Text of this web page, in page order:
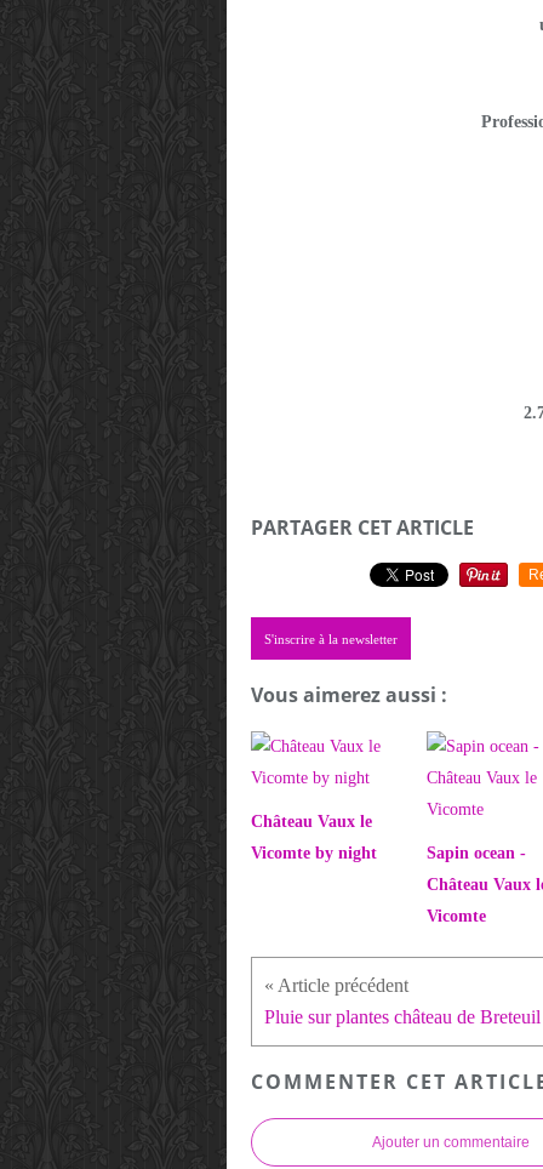
PARTAGER CET ARTICLE
S'inscrire à la newsletter
Vous aimerez aussi :
Château Vaux le
Vicomte by night
Sapin ocean -
Château Vaux
Vicomte
Pluie sur plantes château de Breteuil
COMMENTER CET
Ajouter un commentaire